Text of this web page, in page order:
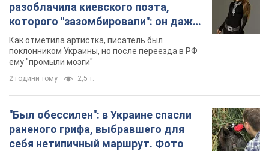
разоблачила киевского поэта,
которого "зазомбировали": он даже
русского не знал, а теперь хочет
геноцида украинцев
Как отметила артистка, писатель был
поклонником Украины, но после переезда в РФ
ему "промыли мозги"
2 години тому 2,5 т.
"Был обессилен": в Украине спасли
раненого грифа, выбравшего для
себя нетипичный маршрут. Фото